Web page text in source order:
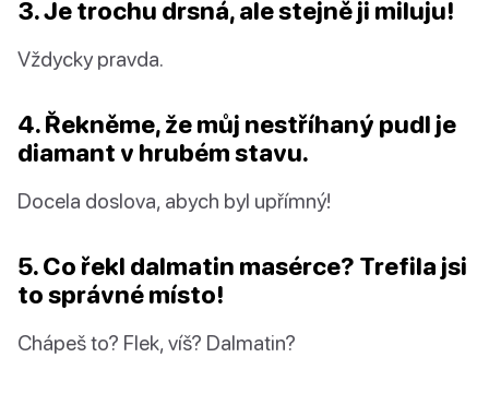
3. Je trochu drsná, ale stejně ji miluju!
Vždycky pravda.
4. Řekněme, že můj nestříhaný pudl je
diamant v hrubém stavu.
Docela doslova, abych byl upřímný!
5. Co řekl dalmatin masérce? Trefila jsi
to správné místo!
Chápeš to? Flek, víš? Dalmatin?